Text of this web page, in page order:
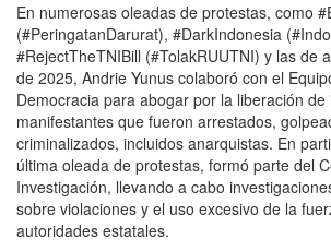
En numerosas oleadas de protestas, como
(#PeringatanDarurat), #DarkIndonesia
#RejectTheTNIBill (#TolakRUUTNI) y las de
de 2025, Andrie Yunus colaboró ​​con el
Democracia para abogar por la liberación
manifestantes que fueron arrestados,
criminalizados, incluidos anarquistas. En
última oleada de protestas, formó parte del
Investigación, llevando a cabo
sobre violaciones y el uso excesivo de la
autoridades estatales.